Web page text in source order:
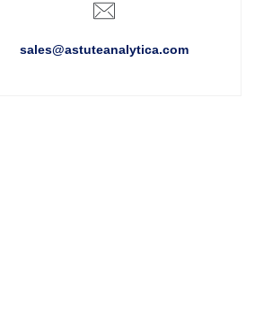
sales@astuteanalytica.com